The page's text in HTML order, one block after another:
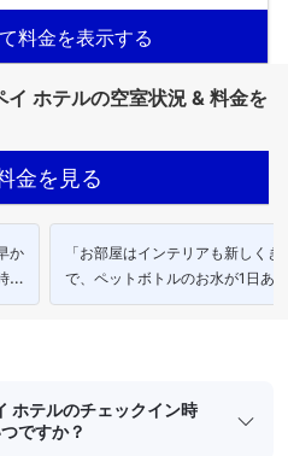
料金を表示する
ホテルの空室状況 & 料金を
金を見る
か
な
ら
「お部屋はインテリアも新しくき
で、ペットボトルのお水が1日あ
４本置いてくれたので、ありがた
ホテルのチェックイン時
ですか？